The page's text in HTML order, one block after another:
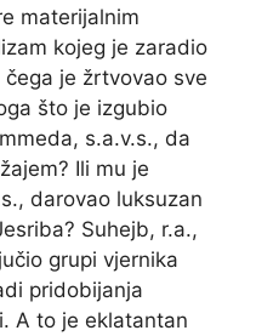
materijalnim
kojeg je zaradio
je žrtvovao sve
što je izgubio
s.a.v.s., da
Ili mu je
darovao luksuzan
Suhejb, r.a.,
grupi vjernika
pridobijanja
A to je eklatantan